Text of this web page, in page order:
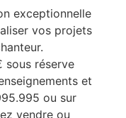
exceptionnelle
vos projets
sous réserve
et
ou sur
vendre ou